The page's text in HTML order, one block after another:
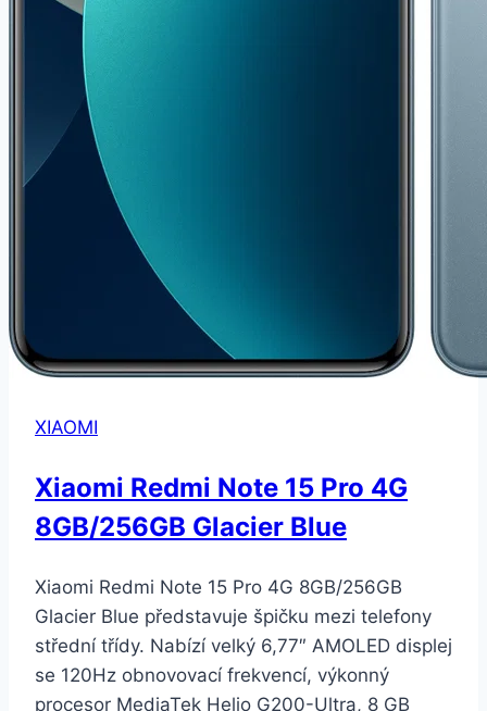
XIAOMI
Xiaomi Redmi Note 15 Pro 4G
8GB/256GB Glacier Blue
Xiaomi Redmi Note 15 Pro 4G 8GB/256GB
Glacier Blue představuje špičku mezi telefony
střední třídy. Nabízí velký 6,77″ AMOLED displej
se 120Hz obnovovací frekvencí, výkonný
procesor MediaTek Helio G200-Ultra, 8 GB